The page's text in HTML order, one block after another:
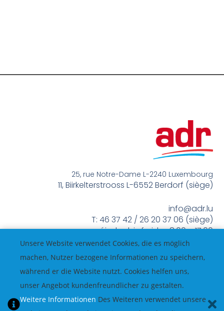
25, rue Notre-Dame L-2240 Luxembourg
11, Biirkelterstrooss L-6552 Berdorf (siège)
info@adr.lu
T: 46 37 42 / 26 20 37 06 (siège)
méindes bis freides 8:00 – 17:00
Unsere Website verwendet Cookies, die es möglich
machen, Nutzer bezogene Informationen zu speichern,
während er die Website nutzt. Cookies helfen uns,
unser Angebot kundenfreundlicher zu gestalten.
Weitere Informationen Des Weiteren verwendet unsere